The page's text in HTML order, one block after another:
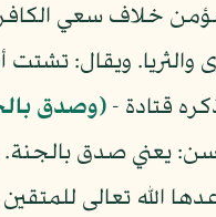
خلاف سعي
والثريا. ويقال:
قتادة - (وصدق
صدق بالجنة.
الله تعالى